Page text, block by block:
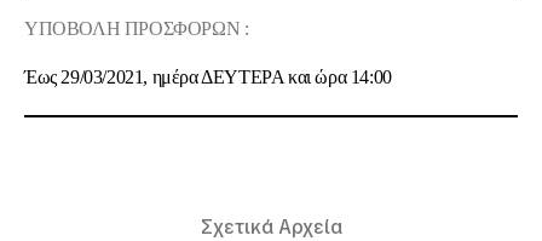
ΥΠΟΒΟΛΗ ΠΡΟΣΦΟΡΩΝ :
Έως 29/03/2021, ημέραΔΕΥΤΕΡΑκαι ώρα 14:00
Σχετικά Αρχεία